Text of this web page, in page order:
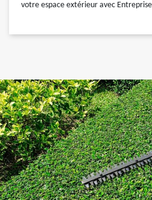
votre espace extérieur avec